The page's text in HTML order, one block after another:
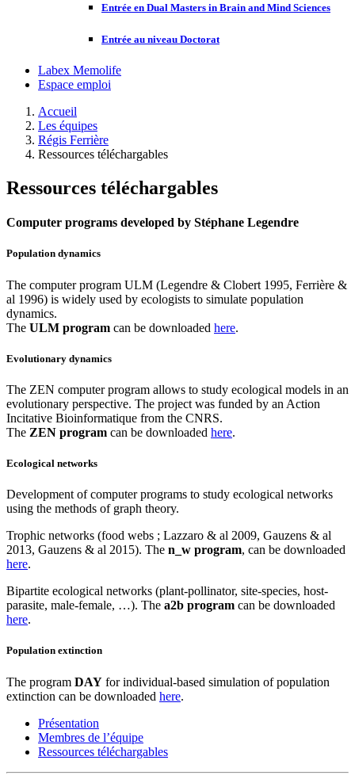
Entrée en Dual Masters in Brain and Mind Sciences
Entrée au niveau Doctorat
Labex Memolife
Espace emploi
Accueil
Les équipes
Régis Ferrière
Ressources téléchargables
Ressources téléchargables
Computer programs developed by Stéphane Legendre
Population dynamics
The computer program ULM (Legendre & Clobert 1995, Ferrière &
al 1996) is widely used by ecologists to simulate population
dynamics.
The ULM program can be downloaded here.
Evolutionary dynamics
The ZEN computer program allows to study ecological models in an
evolutionary perspective. The project was funded by an Action
Incitative Bioinformatique from the CNRS.
The ZEN program can be downloaded here.
Ecological networks
Development of computer programs to study ecological networks
using the methods of graph theory.
Trophic networks (food webs ; Lazzaro & al 2009, Gauzens & al
2013, Gauzens & al 2015). The n_w program, can be downloaded
here.
Bipartite ecological networks (plant-pollinator, site-species, host-
parasite, male-female, …). The a2b program can be downloaded
here.
Population extinction
The program DAY for individual-based simulation of population
extinction can be downloaded here.
Présentation
Membres de l’équipe
Ressources téléchargables